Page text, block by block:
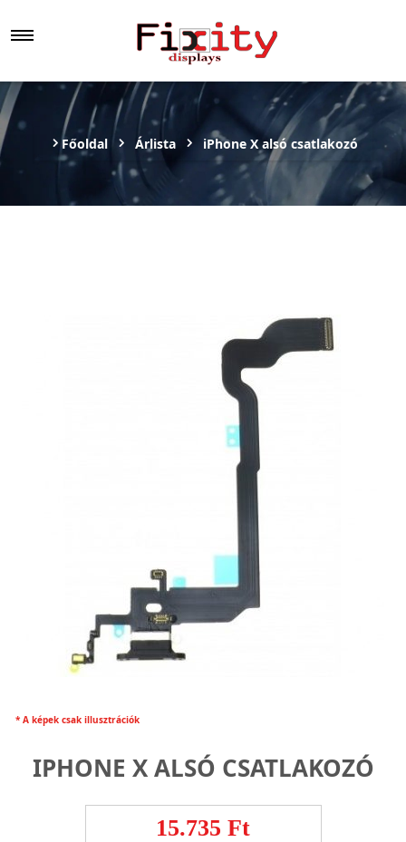
Főoldal Árlista iPhone X alsó csatlakozó
* A képek csak illusztrációk
IPHONE X ALSÓ CSATLAKOZÓ
15.735 Ft